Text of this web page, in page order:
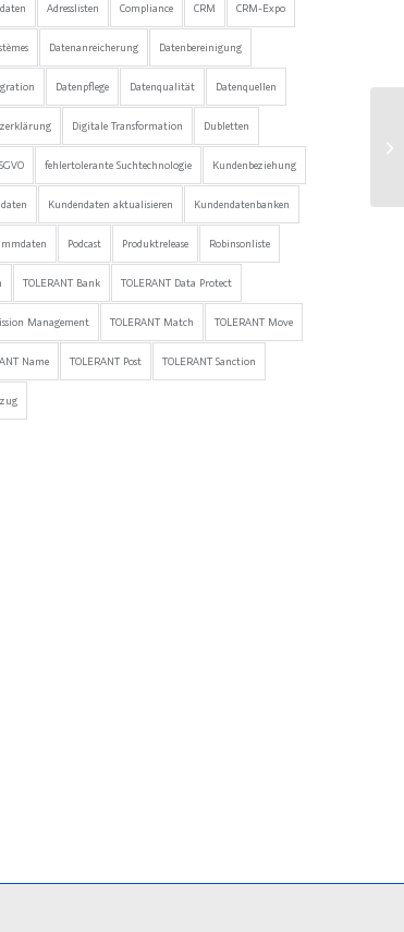
Adresslisten Compliance CRM CRM-Expo
Datenanreicherung Datenbereinigung
Datenpflege Datenqualität Datenquellen
Digitale Transformation Dubletten
fehlertolerante Suchtechnologie Kundenbeziehung
Kundendaten aktualisieren Kundendatenbanken
Podcast Produktrelease Robinsonliste
TOLERANT Bank TOLERANT Data Protect
Management TOLERANT Match TOLERANT Move
Name TOLERANT Post TOLERANT Sanction